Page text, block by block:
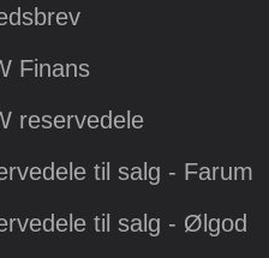
Finans
reservedele
til salg - Farum
til salg - Ølgod